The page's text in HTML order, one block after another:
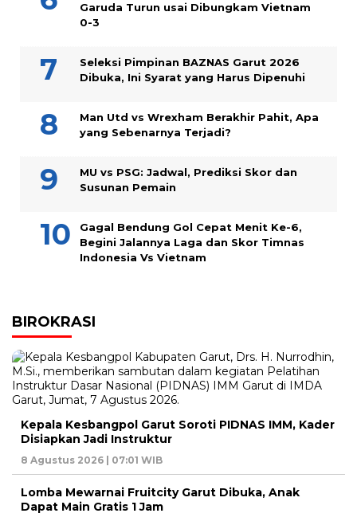
Garuda Turun usai Dibungkam Vietnam
0-3
Seleksi Pimpinan BAZNAS Garut 2026
Dibuka, Ini Syarat yang Harus Dipenuhi
Man Utd vs Wrexham Berakhir Pahit, Apa
yang Sebenarnya Terjadi?
MU vs PSG: Jadwal, Prediksi Skor dan
Susunan Pemain
Gagal Bendung Gol Cepat Menit Ke-6,
Begini Jalannya Laga dan Skor Timnas
Indonesia Vs Vietnam
BIROKRASI
Kepala Kesbangpol Garut Soroti PIDNAS IMM, Kader
Disiapkan Jadi Instruktur
8 Agustus 2026 | 07:01 WIB
Lomba Mewarnai Fruitcity Garut Dibuka, Anak
Dapat Main Gratis 1 Jam